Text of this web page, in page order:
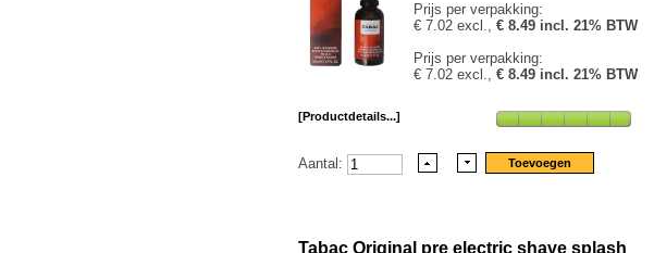
Prijs per verpakking:
€ 7.02 excl., € 8.49 incl. 21% BTW
Prijs per verpakking:
€ 7.02 excl., € 8.49 incl. 21% BTW
[Productdetails...]
Aantal:
Tabac Original pre electric shave splash